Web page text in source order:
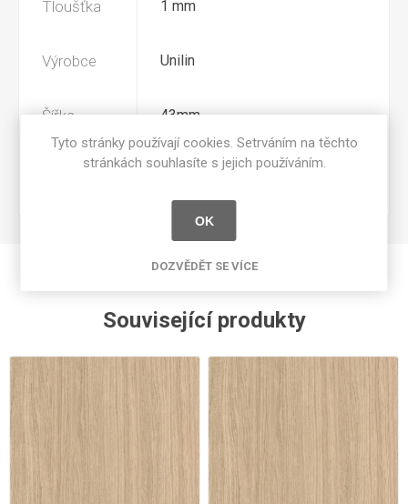
Tloušťka 1 mm
Výrobce Unilin
Šířka 43mm
Povrchová
Související produkty
Tyto stránky používají cookies. Setrváním na těchto
stránkách souhlasíte s jejich používáním.
OK
DOZVĚDĚT SE VÍCE